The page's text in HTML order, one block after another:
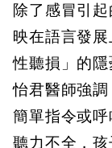
除了感冒引
映在語言發
性聽損」的
怡君醫師強
簡單指令或
聽力不全，